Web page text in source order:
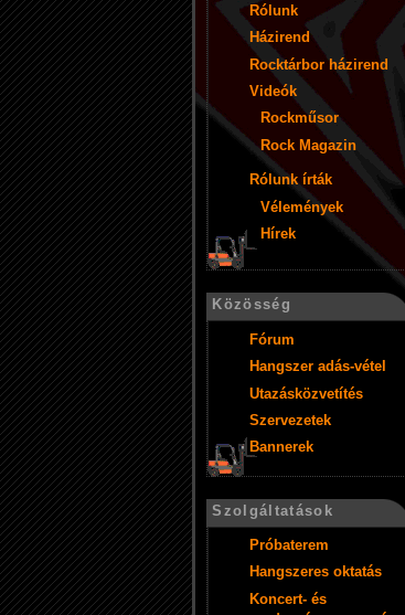
Rólunk
Házirend
Rocktárbor házirend
Videók
Rockműsor
Rock Magazin
Rólunk írták
Vélemények
Hírek
Közösség
Fórum
Hangszer adás-vétel
Utazásközvetítés
Szervezetek
Bannerek
Szolgáltatások
Próbaterem
Hangszeres oktatás
Koncert- és